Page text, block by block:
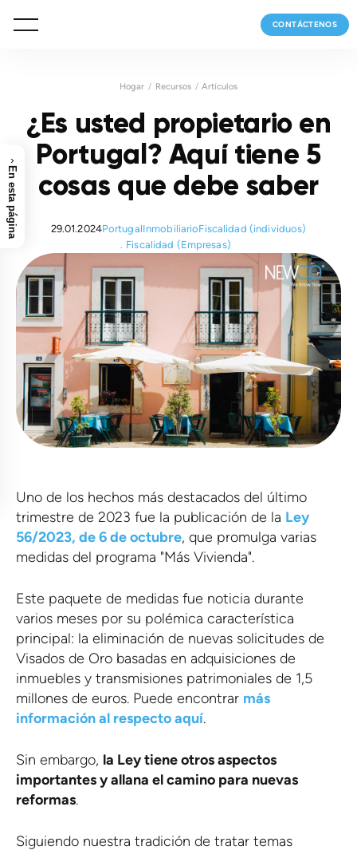
CONTÁCTENOS
Hogar Recursos Artículos
¿Es usted propietario en
Portugal? Aquí tiene 5
cosas que debe saber
29.01.2024PortugalInmobiliarioFiscalidad (individuos)
Fiscalidad (Empresas)
Uno de los hechos más destacados del último
trimestre de 2023 fue la publicación de la Ley
56/2023, de 6 de octubre, que promulga varias
medidas del programa "Más Vivienda".
Este paquete de medidas fue noticia durante
varios meses por su polémica característica
principal: la eliminación de nuevas solicitudes de
Visados de Oro basadas en adquisiciones de
inmuebles y transmisiones patrimoniales de 1,5
millones de euros. Puede encontrar más
información al respecto aquí.
Sin embargo, la Ley tiene otros aspectos
importantes y allana el camino para nuevas
reformas.
Siguiendo nuestra tradición de tratar temas
›
En esta página